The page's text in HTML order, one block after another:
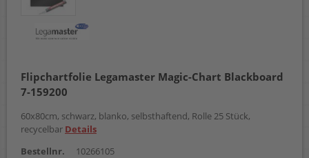
Flipchartfolie Legamaster Magic-Chart Blackboard
7-159200
60x80cm, schwarz, blanko, selbsthaftend, Rolle 25 Stück,
recycelbar Details
Bestellnr.
10266105